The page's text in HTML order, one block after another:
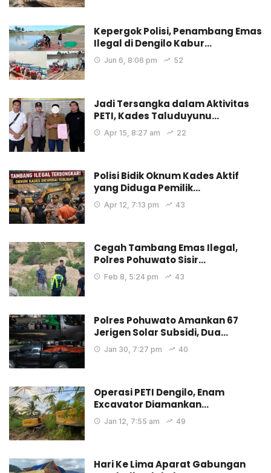
Kepergok Polisi, Penambang Emas
Ilegal di Dengilo Kabur…
Jun 6, 8:06 pm 52
Jadi Tersangka dalam Aktivitas
PETI, Kades Taluduyunu…
Apr 15, 8:27 am 22
Polisi Bidik Oknum Kades Aktif
yang Diduga Pemilik…
Apr 12, 7:13 pm 43
Cegah Tambang Emas Ilegal,
Polres Pohuwato Sisir…
Feb 8, 5:24 pm 43
Polres Pohuwato Amankan 67
Jerigen Solar Subsidi, Dua…
Jan 30, 7:27 pm 40
Operasi PETI Dengilo, Enam
Excavator Diamankan…
Jan 12, 7:55 am 49
Hari Ke Lima Aparat Gabungan